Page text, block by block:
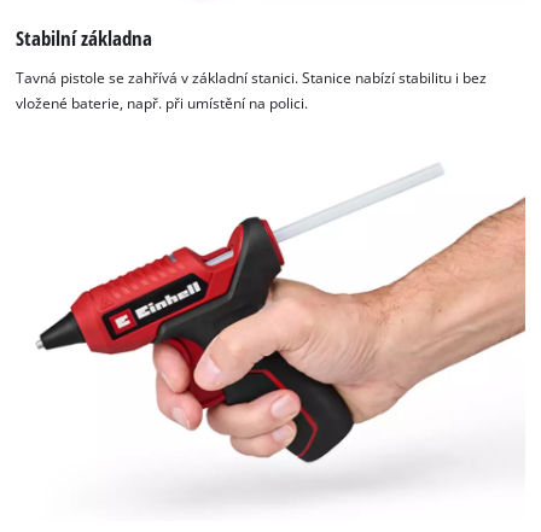
Stabilní základna
Tavná pistole se zahřívá v základní stanici. Stanice nabízí stabilitu i bez
vložené baterie, např. při umístění na polici.